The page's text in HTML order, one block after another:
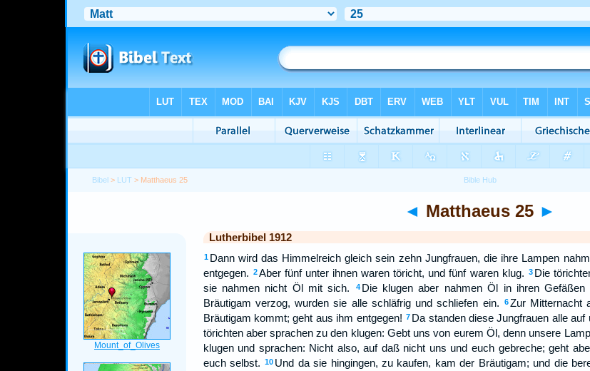
Bibel > LUT > Matthaeus 25
◄ Matthaeus 25 ►
Lutherbibel 1912
1 Dann wird das Himmelreich gleich sein zehn Jungfrauen, die ihre Lampen
entgegen. 2Aber fünf unter ihnen waren töricht, und fünf waren klug. 3 Die
sie nahmen nicht Öl mit sich.
4 Die klugen aber nahmen Öl in ihren Gefäßen
Bräutigam verzog, wurden sie alle schläfrig und schliefen ein.
6Zur Mitternacht
Bräutigam kommt; geht aus ihm entgegen! 7 Da standen diese Jungfrauen alle
törichten aber sprachen zu den klugen: Gebt uns von eurem Öl, denn unsere
klugen und sprachen: Nicht also, auf daß nicht uns und euch gebreche; geht
euch selbst.
10 Und da sie hingingen, zu kaufen, kam der Bräutigam; und die